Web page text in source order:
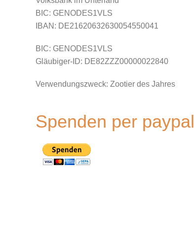
BIC: GENODES1VLS
IBAN: DE21620632630054550041
BIC: GENODES1VLS
Gläubiger-ID: DE82ZZZ00000022840
Verwendungszweck: Zootier des Jahres
Spenden per paypal